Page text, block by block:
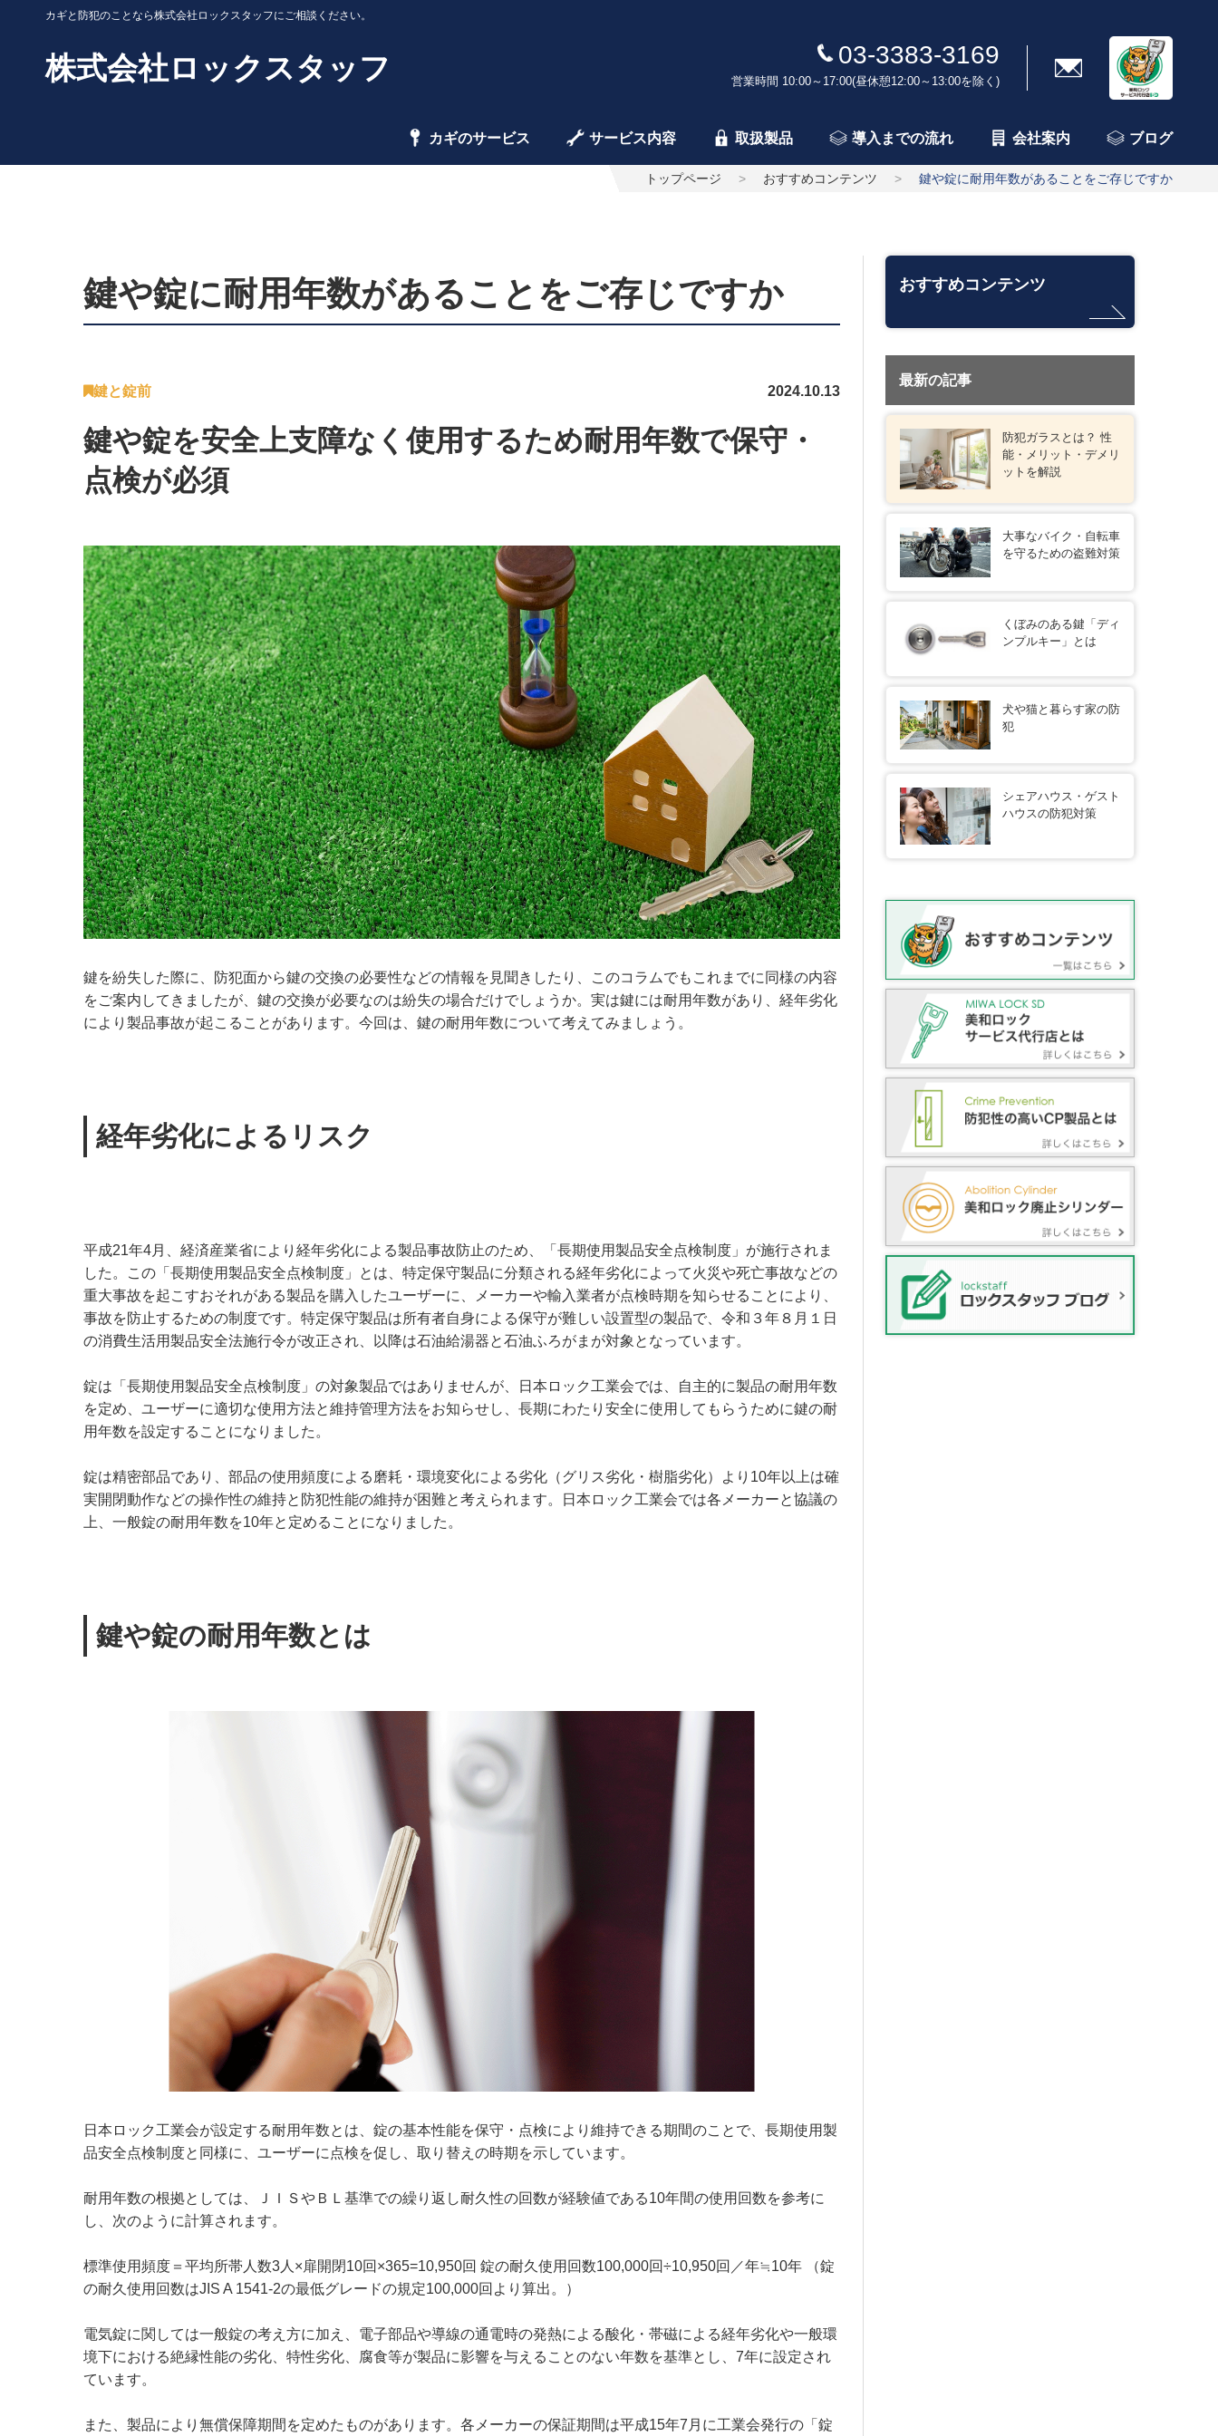
カギと防犯のことなら株式会社ロックスタッフにご相談ください。
株式会社ロックスタッフ 03-3383-3169
営業時間 10:00～17:00(昼休憩12:00～13:00を除く)
カギのサービス サービス内容 取扱製品 導入までの流れ 会社案内 ブログ
トップページ おすすめコンテンツ 鍵や錠に耐用年数があることをご存じですか
鍵や錠に耐用年数があることをご存じですか
鍵と錠前 2024.10.13
鍵や錠を安全上支障なく使用するため耐用年数で保守・
点検が必須
鍵を紛失した際に、防犯面から鍵の交換の必要性などの情報を見聞きしたり、このコラムでもこれまでに同様の内容
をご案内してきましたが、鍵の交換が必要なのは紛失の場合だけでしょうか。実は鍵には耐用年数があり、経年劣化
により製品事故が起こることがあります。今回は、鍵の耐用年数について考えてみましょう。
経年劣化によるリスク
平成21年4月、経済産業省により経年劣化による製品事故防止のため、「長期使用製品安全点検制度」が施行されま
した。この「長期使用製品安全点検制度」とは、特定保守製品に分類される経年劣化によって火災や死亡事故などの
重大事故を起こすおそれがある製品を購入したユーザーに、メーカーや輸入業者が点検時期を知らせることにより、
事故を防止するための制度です。特定保守製品は所有者自身による保守が難しい設置型の製品で、令和３年８月１日
の消費生活用製品安全法施行令が改正され、以降は石油給湯器と石油ふろがまが対象となっています。
錠は「長期使用製品安全点検制度」の対象製品ではありませんが、日本ロック工業会では、自主的に製品の耐用年数
を定め、ユーザーに適切な使用方法と維持管理方法をお知らせし、長期にわたり安全に使用してもらうために鍵の耐
用年数を設定することになりました。
錠は精密部品であり、部品の使用頻度による磨耗・環境変化による劣化（グリス劣化・樹脂劣化）より10年以上は確
実開閉動作などの操作性の維持と防犯性能の維持が困難と考えられます。日本ロック工業会では各メーカーと協議の
上、一般錠の耐用年数を10年と定めることになりました。
鍵や錠の耐用年数とは
日本ロック工業会が設定する耐用年数とは、錠の基本性能を保守・点検により維持できる期間のことで、長期使用製
品安全点検制度と同様に、ユーザーに点検を促し、取り替えの時期を示しています。
耐用年数の根拠としては、ＪＩＳやＢＬ基準での繰り返し耐久性の回数が経験値である10年間の使用回数を参考に
し、次のように計算されます。
標準使用頻度＝平均所帯人数3人×扉開閉10回×365=10,950回 錠の耐久使用回数100,000回÷10,950回／年≒10年 （錠
の耐久使用回数はJIS A 1541-2の最低グレードの規定100,000回より算出。）
電気錠に関しては一般錠の考え方に加え、電子部品や導線の通電時の発熱による酸化・帯磁による経年劣化や一般環
境下における絶縁性能の劣化、特性劣化、腐食等が製品に影響を与えることのない年数を基準とし、7年に設定され
ています。
また、製品により無償保障期間を定めたものがあります。各メーカーの保証期間は平成15年7月に工業会発行の「錠
おすすめコンテンツ
最新の記事
防犯ガラスとは？ 性
能・メリット・デメリ
ットを解説
大事なバイク・自転車
を守るための盗難対策
くぼみのある鍵「ディ
ンプルキー」とは
犬や猫と暮らす家の防
犯
シェアハウス・ゲスト
ハウスの防犯対策